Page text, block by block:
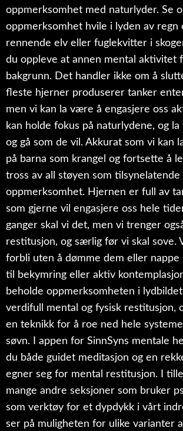
oppmerksomhet med naturlyder. Se
oppmerksomhet hvile i lyden av regn
rennende elv eller fuglekvitter i
du oppleve at annen mental aktivitet
bakgrunn. Det handler ikke om å
fleste hjerner produserer tanker
men vi kan la være å engasjere oss
kan holde fokus på naturlydene, og la
og gå som de vil. Akkurat som vi kan
på barna som krangel og fortsette å
tross av all støyen som
oppmerksomhet. Hjernen er full av
som gjerne vil engasjere oss hele
ganger skal vi det, men vi trenger
restitusjon, og særlig før vi skal sove.
forbli uten å dømme dem eller nappe
til bekymring eller aktiv
beholde oppmerksomheten i
verdifull mental og fysisk restitusjon,
en teknikk for å roe ned hele
søvn. I appen for SinnSyns mentale
du både guidet meditasjon og en
egner seg for mental restitusjon. I
mange andre seksjoner som bruker
som verktøy for et dypdykk i vårt
ser på muligheten for ulike varianter